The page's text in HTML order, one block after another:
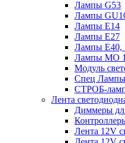
Лампы G53
Лампы
Лампы Е14
Лампы Е27
Лампы Е40,
Лампы МО
Модуль
Спец Лампы
СТРОБ-
Лента
Диммеры
Лента 12V